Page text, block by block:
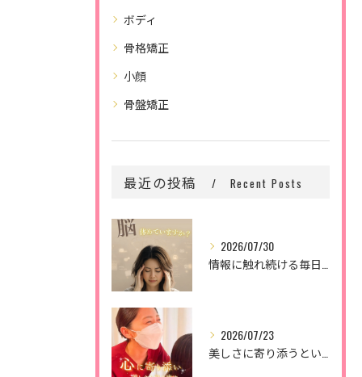
ボディ
骨格矯正
小顔
骨盤矯正
最近の投稿 Recent Posts
2026/07/30
2026/07/23